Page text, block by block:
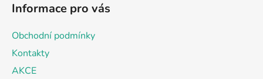
Informace pro vás
Obchodní podmínky
Kontakty
AKCE